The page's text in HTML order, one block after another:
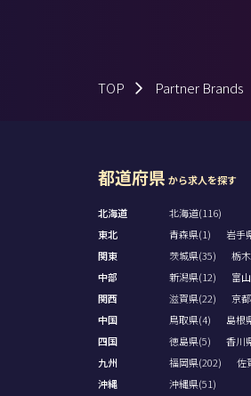
TOP Partner Brands
都道府県 から求人を探す
北海道
北海道(116)
東北
青森県(1) 岩手
関東
茨城県(35) 栃
中部
新潟県(12) 富
関西
滋賀県(22) 京
中国
鳥取県(4) 島根
四国
徳島県(5) 香川
九州
福岡県(202) 佐
沖縄
沖縄県(51)